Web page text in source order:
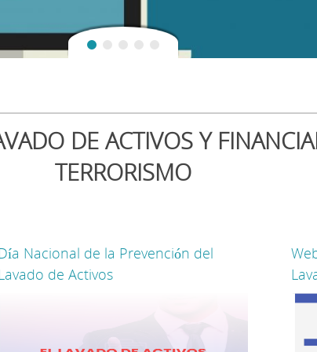
DE ACTIVOS Y
TERRORISMO
Nacional de la Prevención del
de Activos